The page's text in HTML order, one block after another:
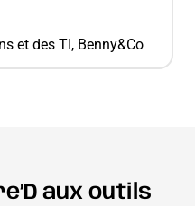
et des TI, Benny&Co
aux outils